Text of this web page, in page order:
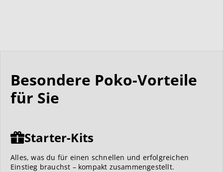
Besondere Poko-Vorteile
für Sie
Starter-Kits
Alles, was du für einen schnellen und erfolgreichen
Einstieg brauchst – kompakt zusammengestellt.